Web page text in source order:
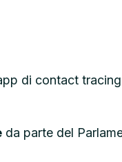
di contact
da parte del